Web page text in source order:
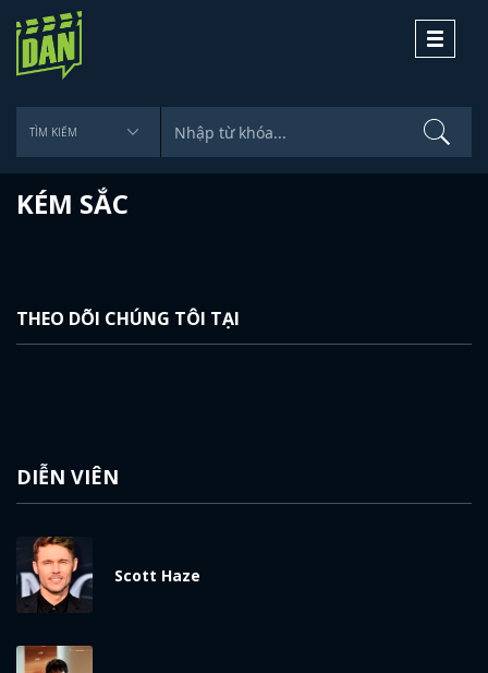
Toggle
KÉM SẮC
THEO DÕI CHÚNG TÔI TẠI
DIỄN VIÊN
Scott Haze